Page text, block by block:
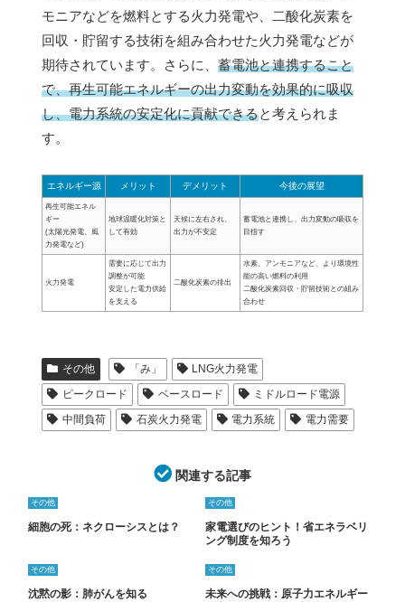
モニアなどを燃料とする火力発電や、二酸化炭素を
回収・貯留する技術を組み合わせた火力発電などが
期待されています。さらに、 蓄電池と連携すること
で、再生可能エネルギーの出力変動を効果的に吸収
し、電力系統の安定化に貢献できると考えられま
す。
エネルギー源 メリット デメリット 今後の展望
再生可能エネル
ギー
(太陽光発電、風
力発電など)
地球温暖化対策と
して有効
天候に左右され、
出力が不安定
蓄電池と連携し、出力変動の吸収を
目指す
火力発電
需要に応じて出力
調整が可能
安定した電力供給
を支える
二酸化炭素の排出
水素、アンモニアなど、より環境性
能の高い燃料の利用
二酸化炭素回収・貯留技術との組み
合わせ
その他 「み」
LNG火力発電
ピークロード
ベースロード
ミドルロード電源
中間負荷
石炭火力発電 電力系統 電力需要
関連する記事
その他
細胞の死：ネクローシスとは？
その他
家電選びのヒント！省エネラベリ
ング制度を知ろう
その他
沈黙の影：肺がんを知る
その他
未来への挑戦：原子力エネルギー